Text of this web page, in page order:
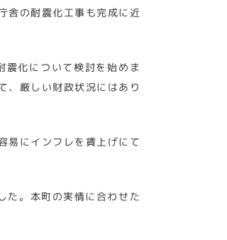
舎の耐震化工事も完成に近
震化について検討を始めま
、厳しい財政状況にはあり
易にインフレを賃上げにて
。本町の実情に合わせた